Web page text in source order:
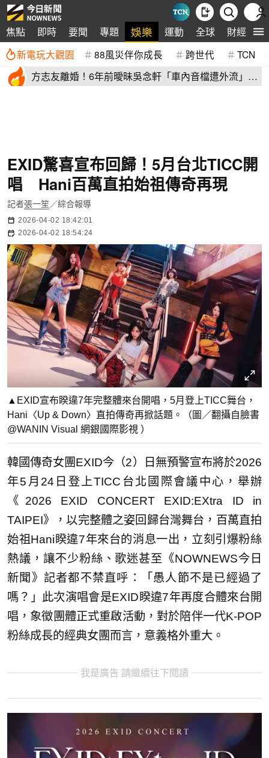
焦點 即時 要聞 專題 娛樂 運動 全球 財經
新電玩大觀園 88風災伴你成長 跨世代 TCN
方志友離婚！6年前曖昧吳念軒「車內音檔遭外流」
EXID驚喜宣布回歸！5月台北TICC開
唱 Hani百萬直拍始祖傳奇再現
記者張一笙／綜合報導
2026-04-02 18:42:01
2026-04-02 18:54:24
▲EXID宣布睽違7年完整體來台開唱，5月登上TICC舞台，
Hani〈Up & Down〉直拍傳奇再掀話題。（圖／翻攝自臉書
@WANIN Visual 網銀國際影視 ）
韓國傳奇女團EXID今（2）日無預警宣布將於2026
年5月24日登上TICC台北國際會議中心，舉辦
《2026 EXID CONCERT EXID:EXtra ID in
TAIPEI》，以完整體之姿回歸台灣舞台，百萬直拍
始祖Hani睽違7年來台的消息一出，立刻引爆粉絲
熱議，讓不少粉絲、歌迷甚至《NOWNEWS今日
新聞》記者都不禁直呼：「愚人節不是已經過了
嗎？」此次演唱會是EXID睽違7年再度合體來台開
唱，象徵團體正式重啟活動，對於陪伴一代K-POP
粉絲成長的經典女團而言，意義格外重大。
我是廣告 請繼續往下閱讀